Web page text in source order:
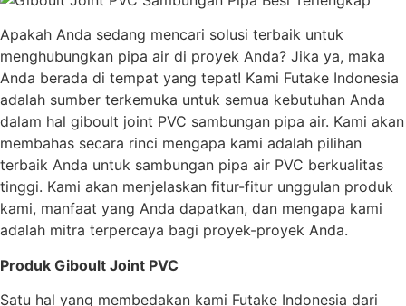
Apakah Anda sedang mencari solusi terbaik untuk
menghubungkan pipa air di proyek Anda? Jika ya, maka
Anda berada di tempat yang tepat! Kami Futake Indonesia
adalah sumber terkemuka untuk semua kebutuhan Anda
dalam hal giboult joint PVC sambungan pipa air. Kami akan
membahas secara rinci mengapa kami adalah pilihan
terbaik Anda untuk sambungan pipa air PVC berkualitas
tinggi. Kami akan menjelaskan fitur-fitur unggulan produk
kami, manfaat yang Anda dapatkan, dan mengapa kami
adalah mitra terpercaya bagi proyek-proyek Anda.
Produk Giboult Joint PVC
Satu hal yang membedakan kami Futake Indonesia dari